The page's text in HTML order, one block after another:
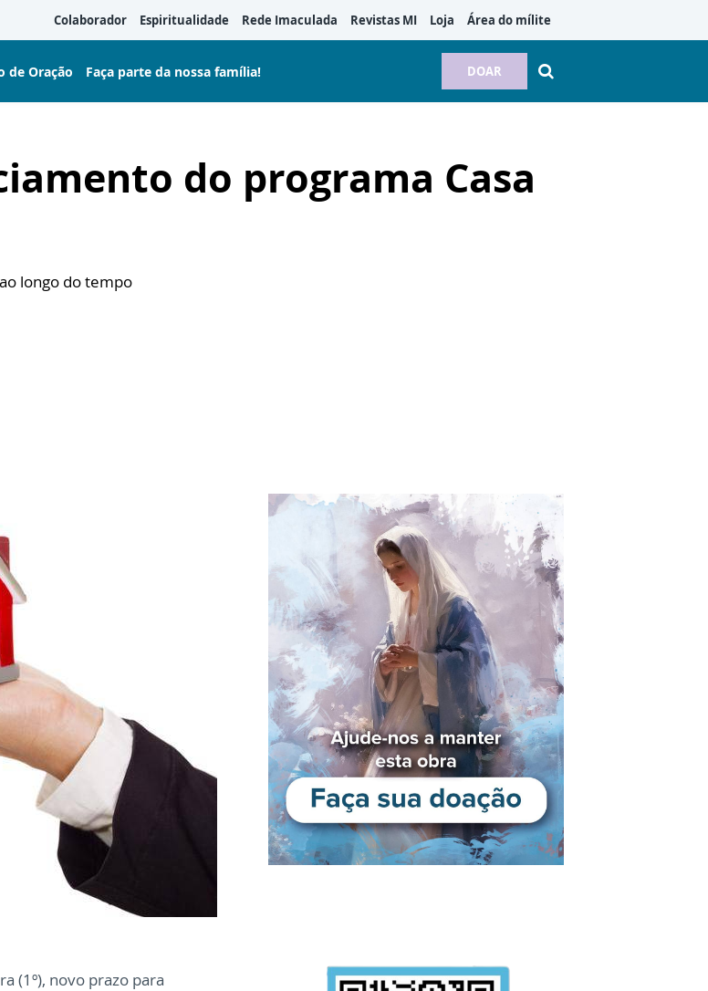
Colaborador Espiritualidade Rede Imaculada Revistas MI Loja Área do mílite
de Oração Faça parte da nossa família! DOAR
do programa Casa
longo do tempo
(1º), novo prazo para